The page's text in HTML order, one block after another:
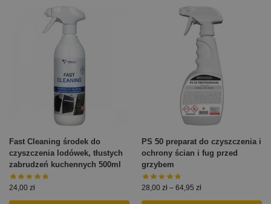
Fast Cleaning środek do
czyszczenia lodówek, tłustych
zabrudzeń kuchennych 500ml
24,00 zł
PS 50 preparat do czyszczenia i
ochrony ścian i fug przed
grzybem
28,00 zł – 64,95 zł